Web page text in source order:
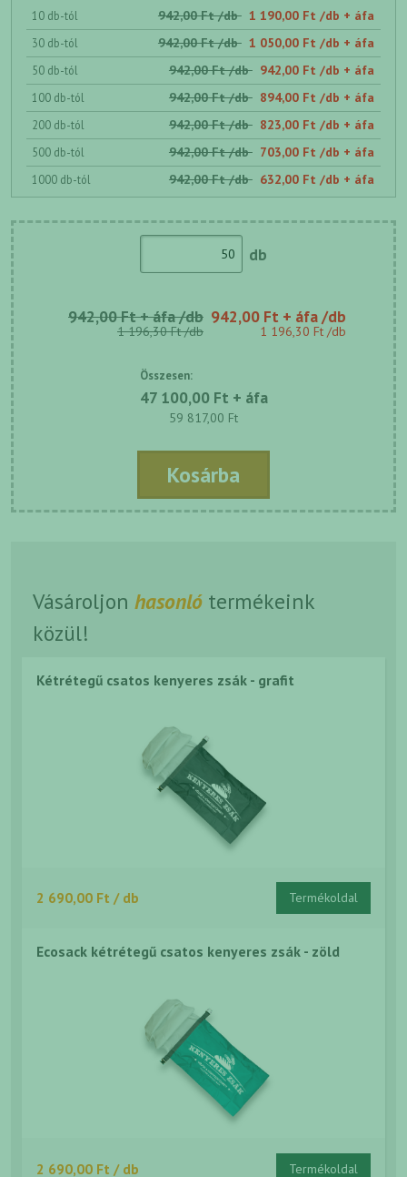
10 db-tól 942,00 Ft /db 1 190,00 Ft /db + áfa
30 db-tól 942,00 Ft /db 1 050,00 Ft /db + áfa
50 db-tól 942,00 Ft /db 942,00 Ft /db + áfa
100 db-tól 942,00 Ft /db 894,00 Ft /db + áfa
200 db-tól 942,00 Ft /db 823,00 Ft /db + áfa
500 db-tól 942,00 Ft /db 703,00 Ft /db + áfa
1000 db-tól 942,00 Ft /db 632,00 Ft /db + áfa
db
942,00 Ft + áfa /db 942,00 Ft + áfa /db
1 196,30 Ft /db 1 196,30 Ft /db
Összesen:
47 100,00 Ft + áfa
59 817,00 Ft
Kosárba
Vásároljon hasonlótermékeink
közül!
Kétrétegű csatos kenyeres zsák - grafit
2 690,00 Ft / db Termékoldal
Ecosack kétrétegű csatos kenyeres zsák - zöld
2 690,00 Ft / db Termékoldal